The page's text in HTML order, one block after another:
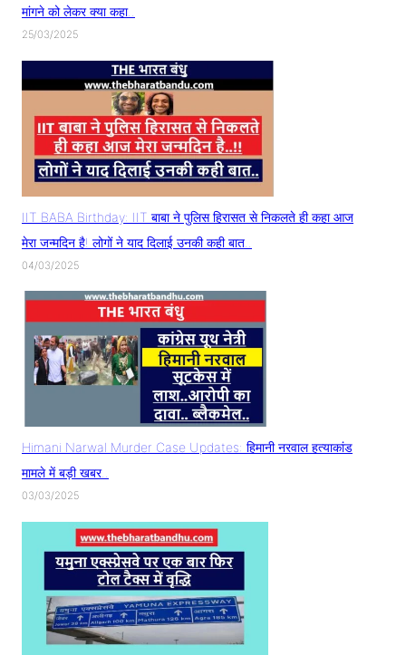
मांगने को लेकर क्या कहा..
25/03/2025
IIT BABA Birthday: IIT बाबा ने पुलिस हिरासत से निकलते ही कहा आज
मेरा जन्मदिन है! लोगों ने याद दिलाई उनकी कही बात..
04/03/2025
Himani Narwal Murder Case Updates: हिमानी नरवाल हत्याकांड
मामले में बड़ी खबर..
03/03/2025